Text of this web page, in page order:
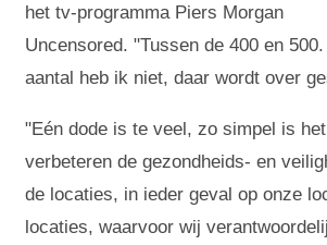
het tv-programma Piers Morgan
Uncensored. "Tussen de 400 en
aantal heb ik niet, daar wordt over
"Eén dode is te veel, zo simpel is
verbeteren de gezondheids- en
de locaties, in ieder geval op onze
locaties, waarvoor wij